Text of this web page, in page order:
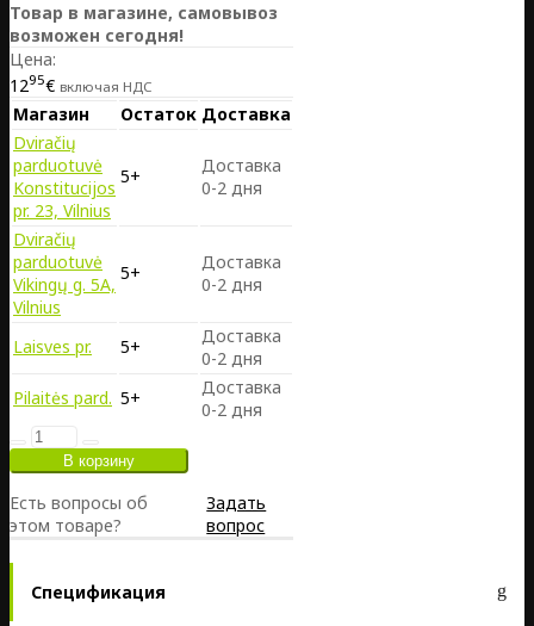
Товар в магазине, самовывоз
возможен сегодня!
Цена:
1295€ включая НДС
Магазин Остаток Доставка
Dviračių
parduotuvė
Konstitucijos
pr. 23, Vilnius
5+
Доставка
0-2 дня
Dviračių
parduotuvė
Vikingų g. 5A,
Vilnius
5+
Доставка
0-2 дня
Laisves pr. 5+
Доставка
0-2 дня
Pilaitės pard. 5+
Доставка
0-2 дня
Есть вопросы об
этом товаре?
Задать
вопрос
Спецификация